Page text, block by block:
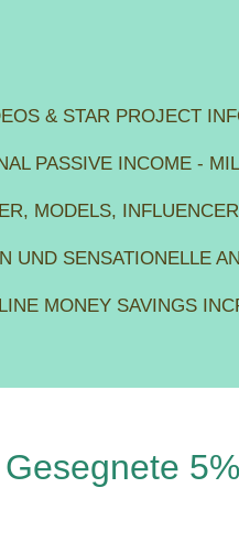
& STAR PROJECT
PASSIVE INCOME -
MODELS,
UND SENSATIONELLE
MONEY SAVINGS
Gesegnete